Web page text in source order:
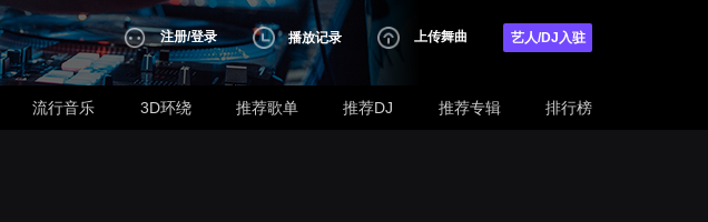
注册/登录 播放记录 上传舞曲 艺人/DJ入驻
流行音乐 3D环绕 推荐歌单 推荐DJ 推荐专辑 排行榜